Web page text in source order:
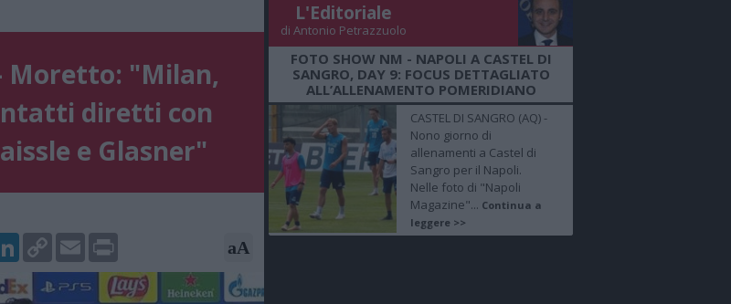
Moretto: "Milan,
diretti con
e Glasner"
Copy
Link
Email Print aA
L'Editoriale
di Antonio Petrazzuolo
FOTO SHOW NM - NAPOLI A CASTEL DI
SANGRO, DAY 9: FOCUS DETTAGLIATO
ALL’ALLENAMENTO POMERIDIANO
CASTEL DI SANGRO (AQ) -
Nono giorno di
allenamenti a Castel di
Sangro per il Napoli.
Nelle foto di "Napoli
Magazine"... Continua a
leggere >>